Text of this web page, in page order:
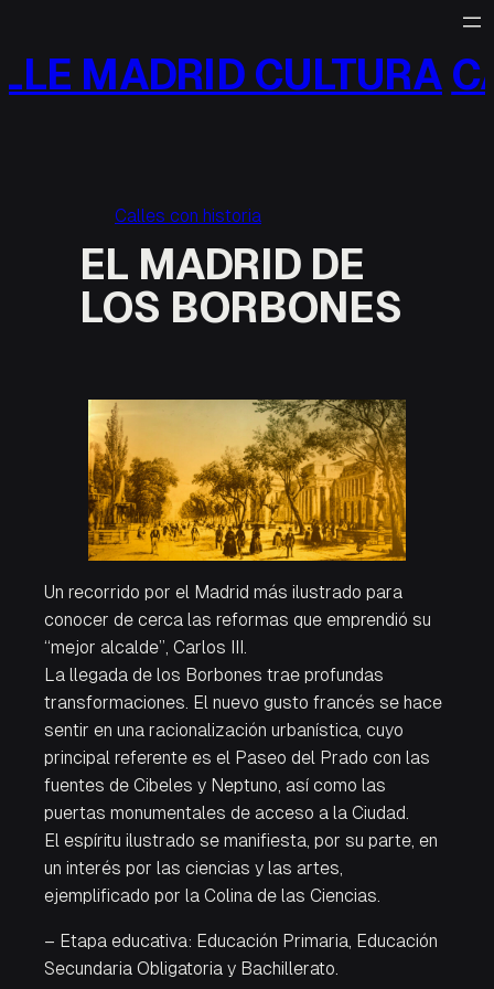
contenidoMADRID CULTURA
Calles con historia
EL MADRID DE
LOS BORBONES
Un recorrido por el Madrid más ilustrado para
conocer de cerca las reformas que emprendió su
“mejor alcalde”, Carlos III.
La llegada de los Borbones trae profundas
transformaciones. El nuevo gusto francés se hace
sentir en una racionalización urbanística, cuyo
principal referente es el Paseo del Prado con las
fuentes de Cibeles y Neptuno, así como las
puertas monumentales de acceso a la Ciudad.
El espíritu ilustrado se manifiesta, por su parte, en
un interés por las ciencias y las artes,
ejemplificado por la Colina de las Ciencias.
– Etapa educativa: Educación Primaria, Educación
Secundaria Obligatoria y Bachillerato.